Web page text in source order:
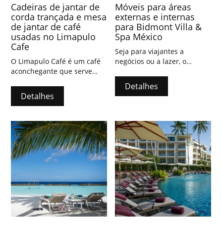
Cadeiras de jantar de
corda trançada e mesa
de jantar de café
usadas no Limapulo
Cafe
O Limapulo Café é um café
aconchegante que serve
doces e carnes variadas.
Detalhes
Móveis para áreas
externas e internas
para Bidmont Villa &
Spa México
Seja para viajantes a
negócios ou a lazer, o
tornar sua viagem à Playa
Carrizalillo ainda mais
Detalhes